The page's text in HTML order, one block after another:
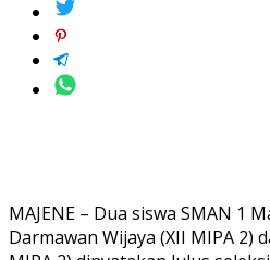
MAJENE – Dua siswa SMAN 1
Darmawan Wijaya (XII MIPA 2)